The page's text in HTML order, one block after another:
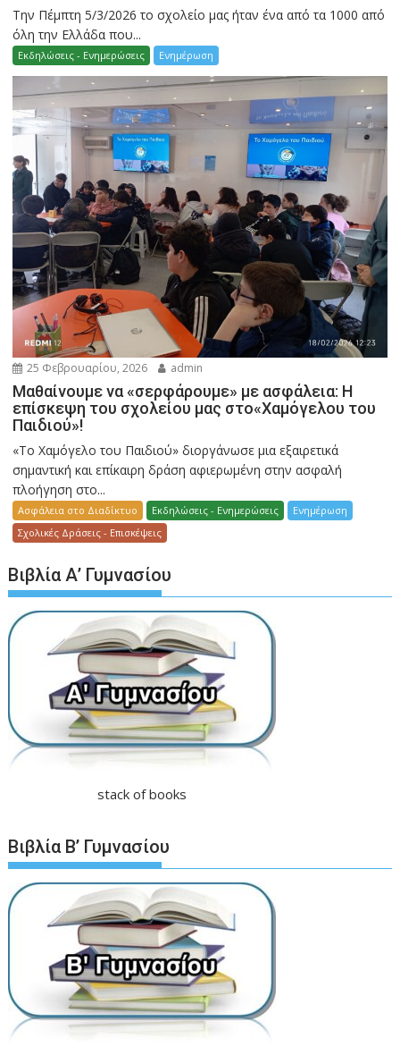
Την Πέμπτη 5/3/2026 το σχολείο μας ήταν ένα από τα 1000 από
όλη την Ελλάδα που...
Εκδηλώσεις - Ενημερώσεις Ενημέρωση
25 Φεβρουαρίου, 2026 admin
Μαθαίνουμε να «σερφάρουμε» με ασφάλεια: Η
επίσκεψη του σχολείου μας στο«Χαμόγελου του
Παιδιού»!
«Το Χαμόγελο του Παιδιού» διοργάνωσε μια εξαιρετικά
σημαντική και επίκαιρη δράση αφιερωμένη στην ασφαλή
πλοήγηση στο...
Ασφάλεια στο Διαδίκτυο Εκδηλώσεις - Ενημερώσεις
Ενημέρωση
Σχολικές Δράσεις - Επισκέψεις
Βιβλία Α’ Γυμνασίου
stack of books
Βιβλία Β’ Γυμνασίου